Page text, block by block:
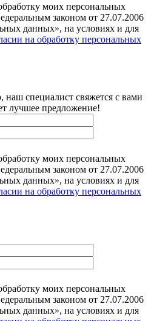
моих персональных
законом от 27.07.2006
данных», на условиях и для
на обработку персональных
наш специалист свяжется с вами
лучшее предложение!
моих персональных
законом от 27.07.2006
данных», на условиях и для
на обработку персональных
моих персональных
законом от 27.07.2006
данных», на условиях и для